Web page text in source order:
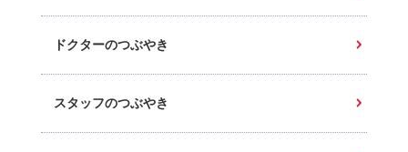
ドクターのつぶやき
スタッフのつぶやき